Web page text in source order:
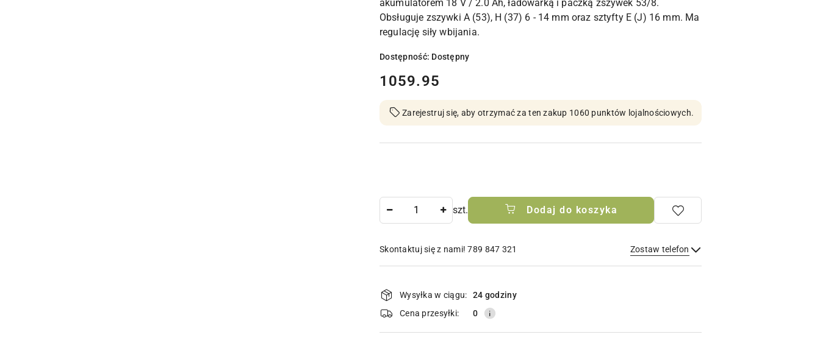
akumulatorem 18 V / 2.0 Ah, ładowarką i paczką zszywek 53/8.
Obsługuje zszywki A (53), H (37) 6 - 14 mm oraz sztyfty E (J) 16 mm. Ma
regulację siły wbijania.
Dostępność: Dostępny
cena:
1059.95
Zarejestruj się, aby otrzymać za ten zakup 1060 punktów lojalnościowych.
szt. Dodaj do koszyka
Skontaktuj się z nami! 789 847 321 Zostaw telefon
Wyślij
i
dostawa
Wysyłka w ciągu:
24 godziny
Cena przesyłki:
0